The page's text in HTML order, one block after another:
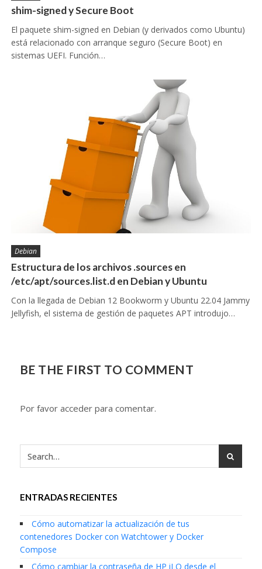
shim-signed y Secure Boot
El paquete shim-signed en Debian (y derivados como Ubuntu)
está relacionado con arranque seguro (Secure Boot) en
sistemas UEFI. Función…
Debian
Estructura de los archivos .sources en
/etc/apt/sources.list.d en Debian y Ubuntu
Con la llegada de Debian 12 Bookworm y Ubuntu 22.04 Jammy
Jellyfish, el sistema de gestión de paquetes APT introdujo…
BE THE FIRST TO COMMENT
Por favor acceder para comentar.
ENTRADAS RECIENTES
Cómo automatizar la actualización de tus
contenedores Docker con Watchtower y Docker
Compose
Cómo cambiar la contraseña de HP iLO desde el